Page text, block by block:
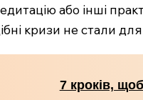
або інші
кризи не стали
7 кроків,